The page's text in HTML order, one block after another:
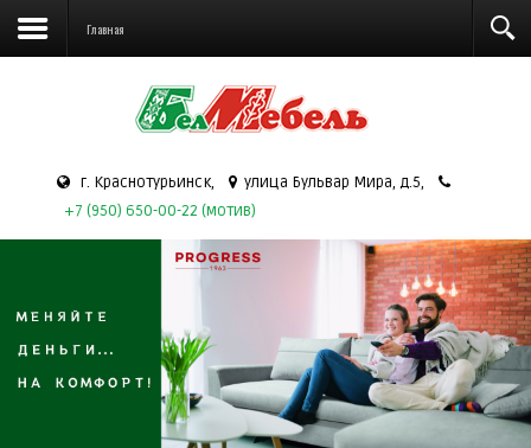
Главная
г. Краснотурьинск,
улица Бульвар Мира, д.5,
+7 (950) 650-00-22 (мотив)